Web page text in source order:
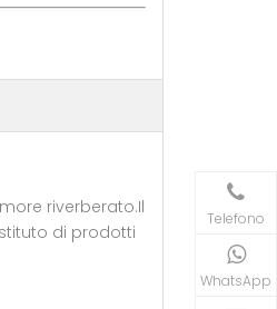
riverberato.Il
di prodotti
Telefono
WhatsApp